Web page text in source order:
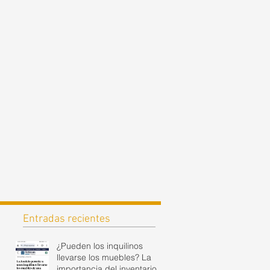
Entradas recientes
¿Pueden los inquilinos
llevarse los muebles? La